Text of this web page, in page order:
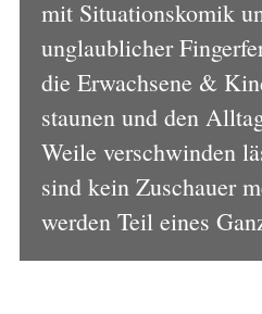
mit Situationskomik
unglaublicher
die Erwachsene &
staunen und den
Weile verschwinden
sind kein Zuschauer
werden Teil eines